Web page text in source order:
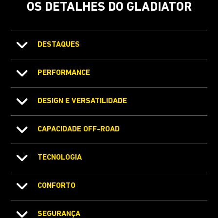
OS DETALHES DO GLADIATOR
DESTAQUES
PERFORMANCE
DESIGN E VERSATILIDADE
CAPACIDADE OFF-ROAD
TECNOLOGIA
CONFORTO
SEGURANÇA